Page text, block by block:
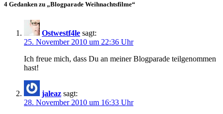
4 Gedanken zu „Blogparade Weihnachtsfilme“
Ostwestf4le sagt:
25. November 2010 um 22:36 Uhr
Ich freue mich, dass Du an meiner Blogparade teilgenommen
hast!
jaleaz sagt:
28. November 2010 um 16:33 Uhr